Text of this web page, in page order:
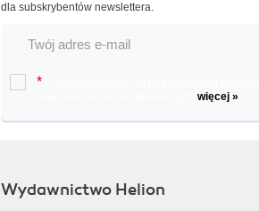
dla subskrybentów newslettera.
*
więcej »
Wydawnictwo Helion